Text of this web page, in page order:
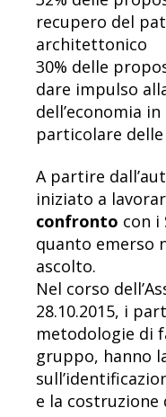
recupero del
architettonico
30% delle
dare impulso
dell’economia
particolare
A partire
iniziato a
confronto con i
quanto emerso
ascolto.
Nel corso
28.10.2015, i
metodologie di
gruppo, hanno
e la costruzione